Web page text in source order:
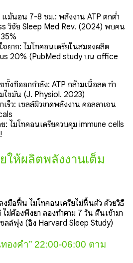
แม้นอน 7-8 ชม.: พลังงาน ATP ตกต่ำ
วิจัย Sleep Med Rev. (2024) พบคน
ยาก: ไมโทคอนเดรียในสมองผลิต
20% (PubMed study บน office
ทั้งที่ออกกำลัง: ATP กล้ามเนื้อลด ทำ
ไขมัน (J. Physiol. 2023)
ร็ว: เซลล์ผิวขาดพลังงาน คอลลาเจน
ไมโทคอนเดรียควบคุม immune cells
ให้ผลิตพลังงานเต็ม
มือฟื้น ไมโทคอนเดรียไม่ฟื้นตัว ด้วยวิธี
ม่ต้องพึ่งยา ลองทำตาม 7 วัน ตื่นเช้ามา
ลล์พุ่ง (อิง Harvard Sleep Study)
องคำ” 22:00-06:00 ตาม